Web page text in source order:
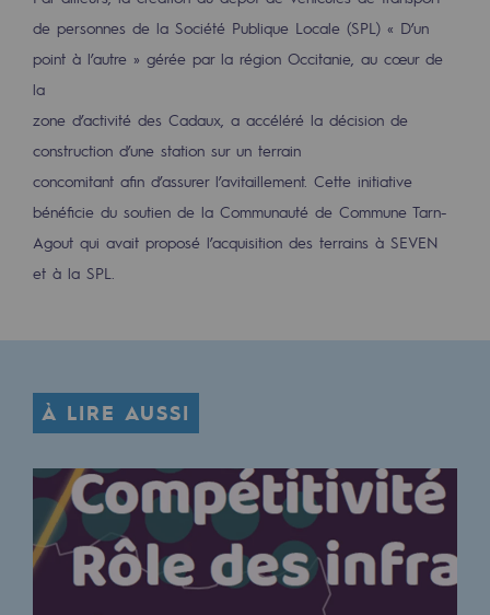
Responsabilité environnementale
Responsabilité environnementale
BE POSITIF, le programme de
Décarbonation : une priorité
Limitation des émissions atmosphériques
Gestion de l'énergie
Préservation de la biodiversité
Responsabilité sociale et
Energiz Mouv
Energiz Mouv
Le programme social et territorial de
de personnes de la Société Publique Locale (SPL) « D’un
point à l’autre » gérée par la région Occitanie, au cœur de
la
zone d’activité des Cadaux, a accéléré la décision de
construction d’une station sur un terrain
concomitant afin d’assurer l’avitaillement. Cette initiative
bénéficie du soutien de la Communauté de Commune Tarn-
Agout qui avait proposé l’acquisition des terrains à SEVEN
et à la SPL.
À LIRE AUSSI